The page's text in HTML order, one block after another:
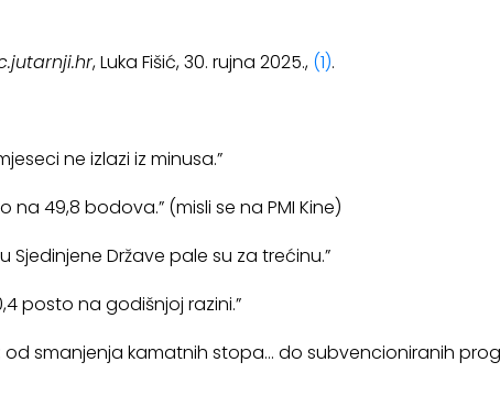
, Luka Fišić, 30. rujna 2025., (1).
ne izlazi iz minusa.”
49,8 bodova.” (misli se na PMI Kine)
Države pale su za trećinu.”
posto na godišnjoj razini.”
smanjenja kamatnih stopa… do subvencioniranih